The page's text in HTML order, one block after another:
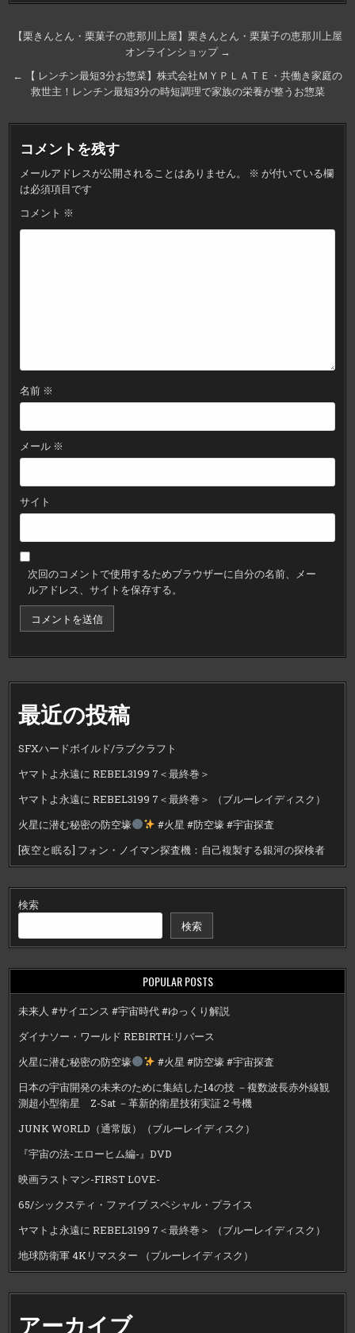
投
ナ
ゲ
ー
シ
ョ
ン
【栗きんとん・栗菓子の恵那川上屋】栗きんとん・栗菓子の恵那川上屋
オンラインショップ →
← 【 レンチン最短3分お惣菜】株式会社ＭＹＰＬＡＴＥ・共働き家庭の
救世主！レンチン最短3分の時短調理で家族の栄養が整うお惣菜
コメントを残す
メールアドレスが公開されることはありません。 ※ が付いている欄
は必須項目です
コメント ※
名前 ※
メール ※
サイト
次回のコメントで使用するためブラウザーに自分の名前、メー
ルアドレス、サイトを保存する。
最近の投稿
SFXハードボイルド/ラブクラフト
ヤマトよ永遠に REBEL3199 7＜最終巻＞
ヤマトよ永遠に REBEL3199 7＜最終巻＞ （ブルーレイディスク）
火星に潜む秘密の防空壕
#火星 #防空壕 #宇宙探査
[夜空と眠る] フォン・ノイマン探査機：自己複製する銀河の探検者
検索
検索
POPULAR POSTS
未来人 #サイエンス #宇宙時代 #ゆっくり解説
ダイナソー・ワールド REBIRTH:リバース
火星に潜む秘密の防空壕
#火星 #防空壕 #宇宙探査
日本の宇宙開発の未来のために集結した14の技 －複数波長赤外線観
測超小型衛星 Z-Sat －革新的衛星技術実証２号機
JUNK WORLD（通常版）（ブルーレイディスク）
『宇宙の法-エローヒム編-』DVD
映画ラストマン-FIRST LOVE-
65/シックスティ・ファイブ スペシャル・プライス
ヤマトよ永遠に REBEL3199 7＜最終巻＞ （ブルーレイディスク）
地球防衛軍 4Kリマスター （ブルーレイディスク）
アーカイブ